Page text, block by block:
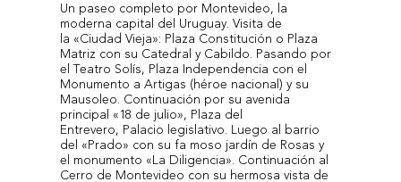
Un paseo completo por Montevideo, la
moderna capital del Uruguay. Visita de
la «Ciudad Vieja»: Plaza Constitución o Plaza
Matriz con su Catedral y Cabildo. Pasando por
el Teatro Solís, Plaza Independencia con el
Monumento a Artigas (héroe nacional) y su
Mausoleo. Continuación por su avenida
principal «18 de julio», Plaza del
Entrevero, Palacio legislativo. Luego al barrio
del «Prado» con su fa moso jardín de Rosas y
el monumento «La Diligencia». Continuación al
Cerro de Montevideo con su hermosa vista de